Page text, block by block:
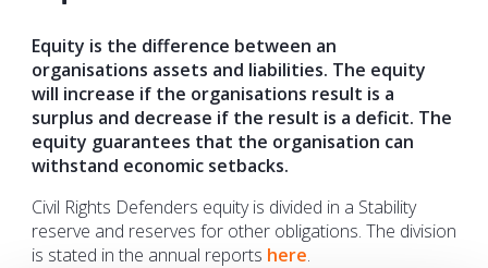
Equity is the difference between an
organisations assets and liabilities. The equity
will increase if the organisations result is a
surplus and decrease if the result is a deficit. The
equity guarantees that the organisation can
withstand economic setbacks.
Civil Rights Defenders equity is divided in a Stability
reserve and reserves for other obligations. The division
is stated in the annual reports here.